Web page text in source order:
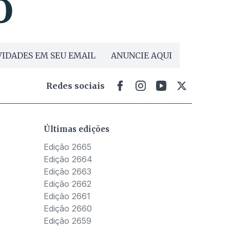
EM SEU EMAIL ANUNCIE AQUI
Redes sociais
Últimas edições
Edição 2665
Edição 2664
Edição 2663
Edição 2662
Edição 2661
Edição 2660
Edição 2659